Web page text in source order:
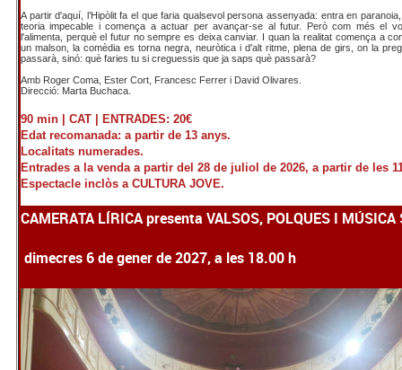
A partir d'aquí, l’Hipòlit fa el que faria qualsevol persona assenyada: entra en
teoria impecable i comença a actuar per avançar-se al futur. Però com més el
l'alimenta, perquè el futur no sempre es deixa canviar. I quan la realitat comença a
un malson, la comèdia es torna negra, neuròtica i d'alt ritme, plena de girs, on la
passarà, sinó: què faries tu si creguessis que ja saps què passarà?
Amb Roger Coma, Ester Cort, Francesc Ferrer i David Olivares.
Direcció: Marta Buchaca.
90 min | CAT |
ENTRADES: 20€
Edat recomanada: a partir de 13 anys.
Localitats numerades.
Entrades a la venda a partir del 28 de juliol de 2026, a partir de les
Espectacle inclòs a CULTURA JOVE.
CAMERATA LÍRICA presenta VALSOS, POLQUES I MÚSICA
dimecres 6 de gener de 2027, a les 18.00 h